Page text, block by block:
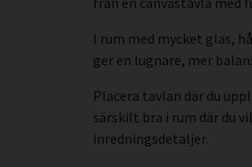
I rum med mycket glas,
ger en lugnare, mer
Placera tavlan där du
särskilt bra i rum där du
inredningsdetaljer.